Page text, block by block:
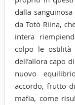
dalla
da Totò Riina,
intera
colpo le ostilità
dell’allora capo
nuovo
accordo, frutto
mafia, come